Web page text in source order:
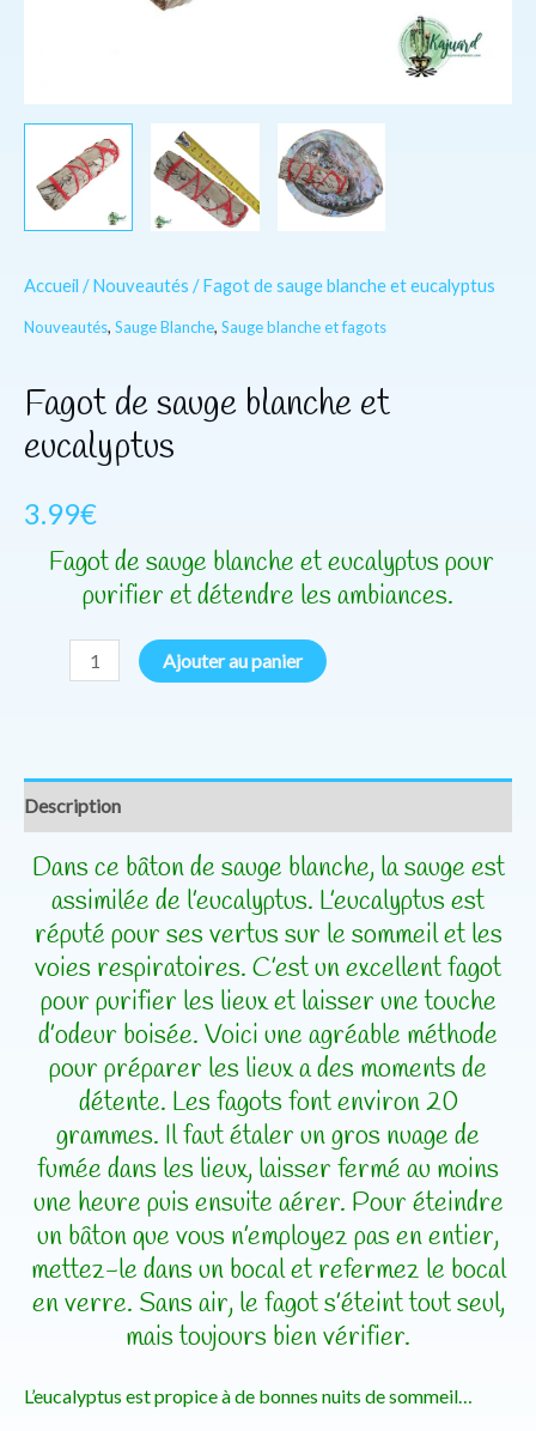
Accueil /Nouveautés / Fagot de sauge blanche et eucalyptus
Nouveautés, Sauge Blanche, Sauge blanche et fagots
Fagot de sauge blanche et
eucalyptus
3.99€
Fagot de sauge blanche et eucalyptus pour
purifier et détendre les ambiances.
Ajouter au panier
Description
Dans ce bâton de sauge blanche, la sauge est
assimilée de l’eucalyptus. L’eucalyptus est
réputé pour ses vertus sur le sommeil et les
voies respiratoires. C’est un excellent fagot
pour purifier les lieux et laisser une touche
d’odeur boisée. Voici une agréable méthode
pour préparer les lieux a des moments de
détente. Les fagots font environ 20
grammes. Il faut étaler un gros nuage de
fumée dans les lieux, laisser fermé au moins
une heure puis ensuite aérer. Pour éteindre
un bâton que vous n’employez pas en entier,
mettez-le dans un bocal et refermez le bocal
en verre. Sans air, le fagot s’éteint tout seul,
mais toujours bien vérifier.
L’eucalyptus est propice à de bonnes nuits de sommeil…